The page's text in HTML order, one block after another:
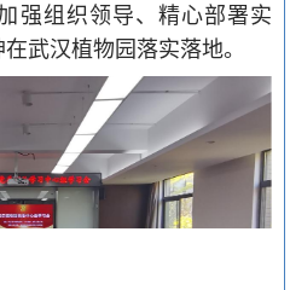
强组织领导、精心部署实
武汉植物园落实落地。